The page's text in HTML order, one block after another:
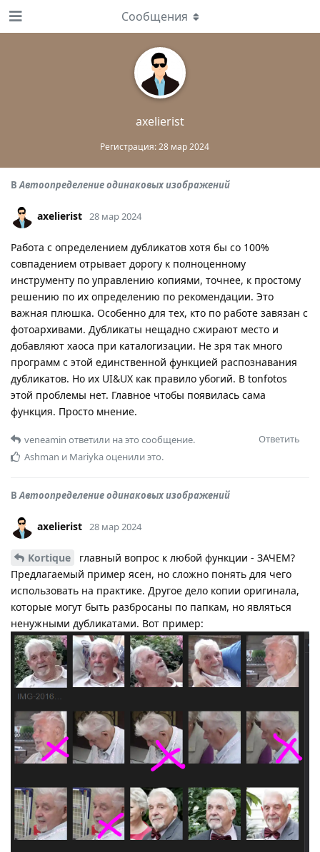
axelierist
Регистрация:28 мар 2024
Сообщения
ВАвтоопределение одинаковых изображений
axelierist 28 мар 2024
Работа с определением дубликатов хотя бы со 100%
совпадением отрывает дорогу к полноценному
инструменту по управлению копиями, точнее, к простому
решению по их определению по рекомендации. Это
важная плюшка. Особенно для тех, кто по работе завязан с
фотоархивами. Дубликаты нещадно сжирают место и
добавляют хаоса при каталогизации. Не зря так много
программ с этой единственной функцией распознавания
дубликатов. Но их UI&UX как правило убогий. В tonfotos
этой проблемы нет. Главное чтобы появилась сама
функция. Просто мнение.
Ответить
veneamin ответили на это сообщение.
Ashman и Mariykaоценили это.
ВАвтоопределение одинаковых изображений
axelierist 28 мар 2024
Kortique
главный вопрос к любой функции - ЗАЧЕМ?
Предлагаемый пример ясен, но сложно понять для чего
использовать на практике. Другое дело копии оригинала,
которые могут быть разбросаны по папкам, но являться
ненужными дубликатами. Вот пример: